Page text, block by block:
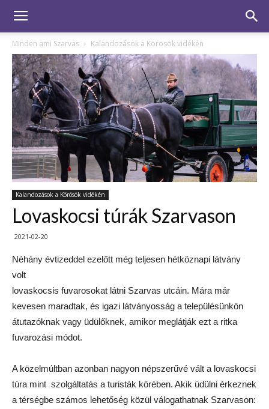
Minden ami Szarvas Kalandozások a Körösök vidékén
Kalandozások a Körösök vidékén
Lovaskocsi túrák Szarvason
2021-02-20
Néhány évtizeddel ezelőtt még teljesen hétköznapi látvány
volt
lovaskocsis fuvarosokat látni Szarvas utcáin. Mára már
kevesen maradtak, és igazi látványosság a településünkön
átutazóknak vagy üdülőknek, amikor meglátják ezt a ritka
fuvarozási módot.
A közelmúltban azonban nagyon népszerűvé vált a lovaskocsi
túra mint szolgáltatás a turisták körében. Akik üdülni érkeznek
a térségbe számos lehetőség közül válogathatnak Szarvason: